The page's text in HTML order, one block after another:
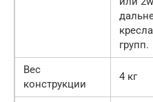
групп.
Вес
конструкции
4 кг